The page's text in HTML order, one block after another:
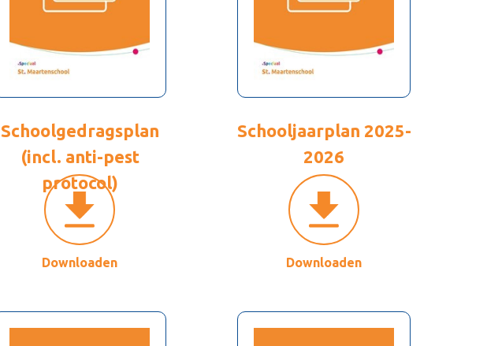
Schoolgedragsplan
(incl. anti-pest
protocol)
Downloaden
Schooljaarplan 2025-
2026
Downloaden